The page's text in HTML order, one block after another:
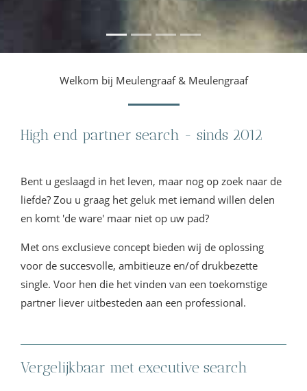
Welkom bij Meulengraaf & Meulengraaf
High end partner search - sinds 2012
Bent u geslaagd in het leven, maar nog op zoek naar de
liefde? Zou u graag het geluk met iemand willen delen
en komt 'de ware' maar niet op uw pad?
Met ons exclusieve concept bieden wij de oplossing
voor de succesvolle, ambitieuze en/of drukbezette
single. Voor hen die het vinden van een toekomstige
partner liever uitbesteden aan een professional.
Vergelijkbaar met executive search